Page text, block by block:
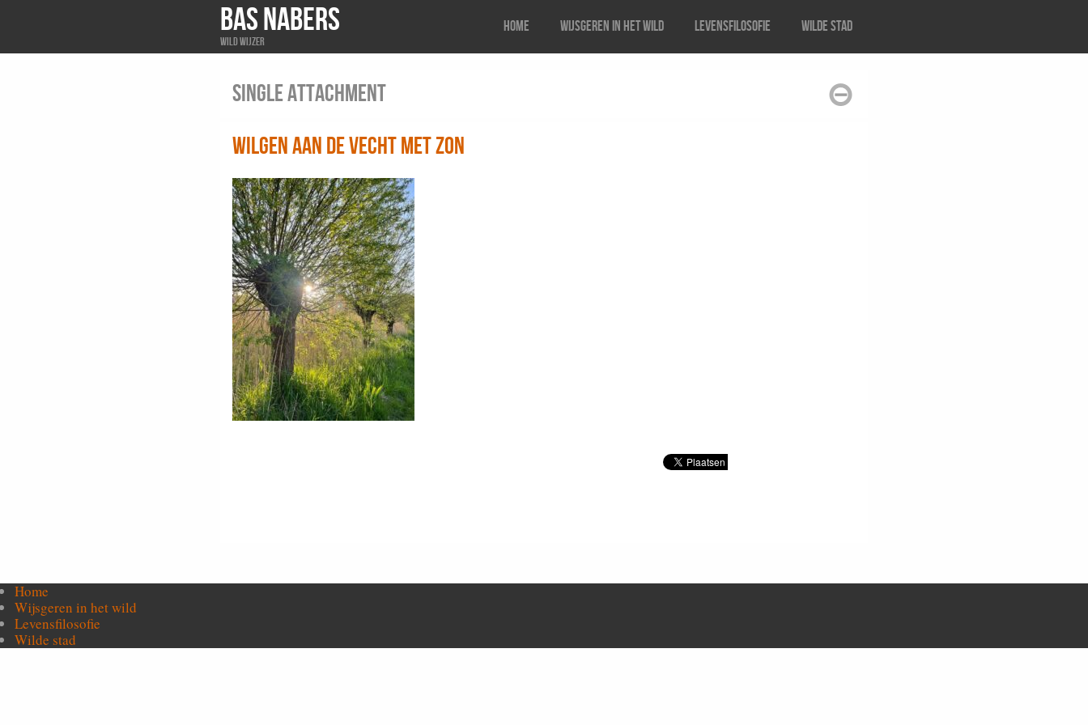
BAS NABERS
Wild wijzer
Home Wijsgeren in het wild Levensfilosofie Wilde stad
Single attachment
Wilgen aan de Vecht met zon
Home
Wijsgeren in het wild
Levensfilosofie
Wilde stad